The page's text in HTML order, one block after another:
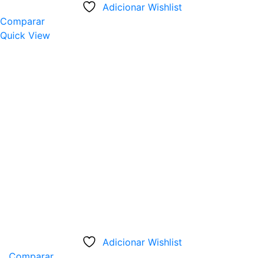
Adicionar Wishlist
Comparar
Quick View
Adicionar Wishlist